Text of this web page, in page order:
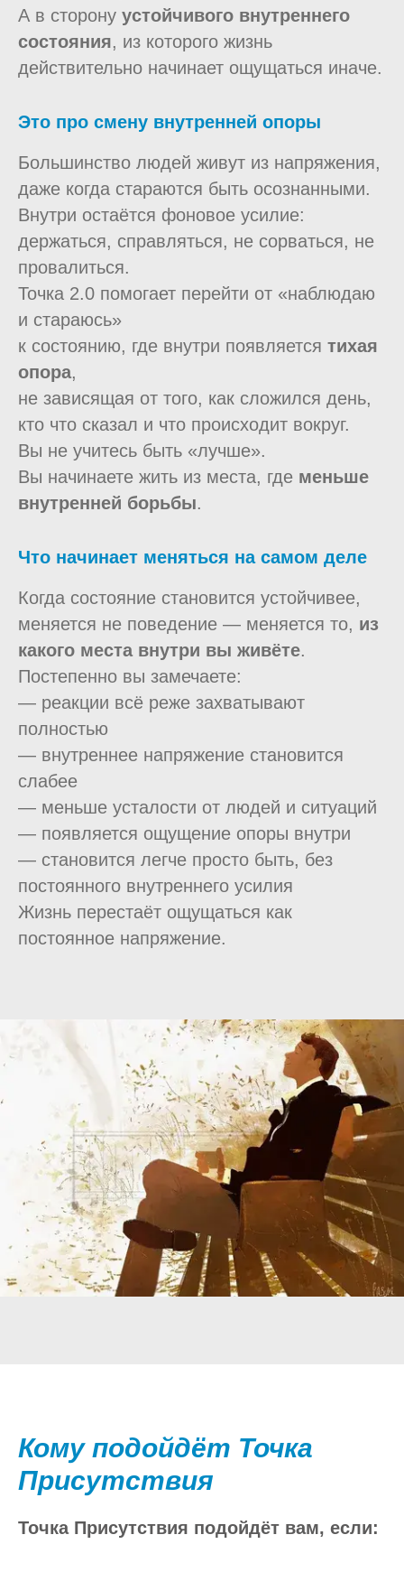
А в сторону устойчивого внутреннего
состояния, из которого жизнь
действительно начинает ощущаться иначе.
Это про смену внутренней опоры
Большинство людей живут из напряжения,
даже когда стараются быть осознанными.
Внутри остаётся фоновое усилие:
держаться, справляться, не сорваться, не
провалиться.
Точка 2.0 помогает перейти от «наблюдаю
и стараюсь»
к состоянию, где внутри появляется тихая
опора,
не зависящая от того, как сложился день,
кто что сказал и что происходит вокруг.
Вы не учитесь быть «лучше».
Вы начинаете жить из места, где меньше
внутренней борьбы.
Что начинает меняться на самом деле
Когда состояние становится устойчивее,
меняется не поведение — меняется то, из
какого места внутри вы живёте.
Постепенно вы замечаете:
— реакции всё реже захватывают
полностью
— внутреннее напряжение становится
слабее
— меньше усталости от людей и ситуаций
— появляется ощущение опоры внутри
— становится легче просто быть, без
постоянного внутреннего усилия
Жизнь перестаёт ощущаться как
постоянное напряжение.
Кому подойдёт Точка
Присутствия
Точка Присутствия подойдёт вам, если: